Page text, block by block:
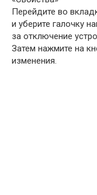
Перейдите во
и уберите галочку
за отключение
Затем нажмите на
изменения.